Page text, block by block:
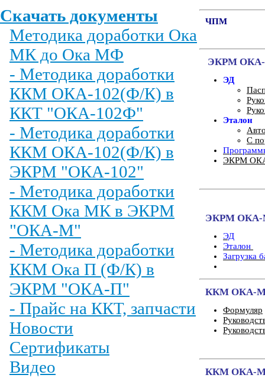
Скачать документы
Методика доработки Ока
МК до Ока МФ
- Методика доработки
ККМ ОКА-102(Ф/К) в
ККТ "ОКА-102Ф"
- Методика доработки
ККМ ОКА-102(Ф/К) в
ЭКРМ "ОКА-102"
- Методика доработки
ККМ Ока МК в ЭКРМ
"ОКА-М"
- Методика доработки
ККМ Ока П (Ф/К) в
ЭКРМ "ОКА-П"
- Прайс на ККТ, запчасти
Новости
Сертификаты
Видео
ЧПМ
ЭКРМ ОКА-
ЭД
Эталон
С
ЭКРМ
ЭКРМ
ЭД
Эталон
Загрузка
ККМ ОКА-
Формуляр
ККМ ОКА-